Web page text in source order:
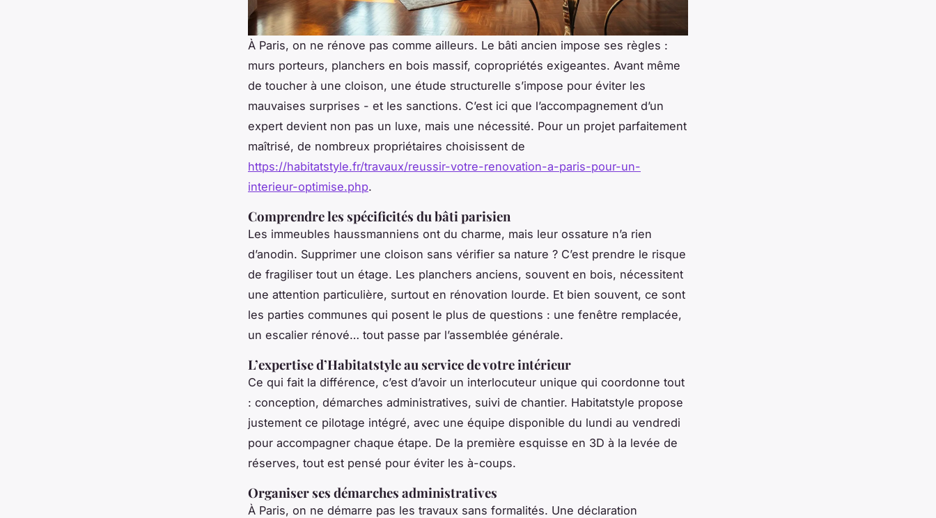
À Paris, on ne rénove pas comme ailleurs. Le bâti ancien impose ses règles :
murs porteurs, planchers en bois massif, copropriétés exigeantes. Avant même
de toucher à une cloison, une étude structurelle s’impose pour éviter les
mauvaises surprises - et les sanctions. C’est ici que l’accompagnement d’un
expert devient non pas un luxe, mais une nécessité. Pour un projet parfaitement
maîtrisé, de nombreux propriétaires choisissent de
https://habitatstyle.fr/travaux/reussir-votre-renovation-a-paris-pour-un-
interieur-optimise.php.
Comprendre les spécificités du bâti parisien
Les immeubles haussmanniens ont du charme, mais leur ossature n’a rien
d’anodin. Supprimer une cloison sans vérifier sa nature ? C’est prendre le risque
de fragiliser tout un étage. Les planchers anciens, souvent en bois, nécessitent
une attention particulière, surtout en rénovation lourde. Et bien souvent, ce sont
les parties communes qui posent le plus de questions : une fenêtre remplacée,
un escalier rénové… tout passe par l’assemblée générale.
L’expertise d’Habitatstyle au service de votre intérieur
Ce qui fait la différence, c’est d’avoir un interlocuteur unique qui coordonne tout
: conception, démarches administratives, suivi de chantier. Habitatstyle propose
justement ce pilotage intégré, avec une équipe disponible du lundi au vendredi
pour accompagner chaque étape. De la première esquisse en 3D à la levée de
réserves, tout est pensé pour éviter les à-coups.
Organiser ses démarches administratives
À Paris, on ne démarre pas les travaux sans formalités. Une déclaration